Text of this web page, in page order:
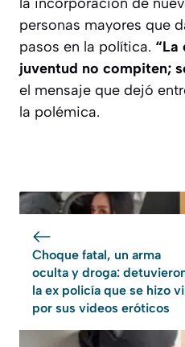
personas mayores que
pasos en la política. “La
juventud no compiten;
el mensaje que dejó
la polémica.
Choque fatal, un arma
oculta y droga:
la ex policía que se hizo
por sus videos eróticos